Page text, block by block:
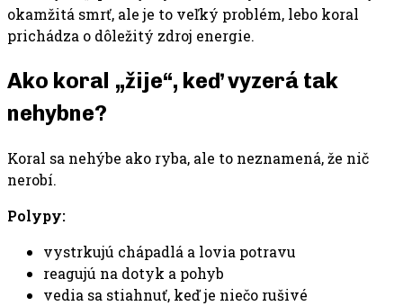
okamžitá smrť, ale je to veľký problém, lebo koral
prichádza o dôležitý zdroj energie.
Ako koral „žije“, keď vyzerá tak
nehybne?
Koral sa nehýbe ako ryba, ale to neznamená, že nič
nerobí.
Polypy:
vystrkujú chápadlá a lovia potravu
reagujú na dotyk a pohyb
vedia sa stiahnuť, keď je niečo rušivé